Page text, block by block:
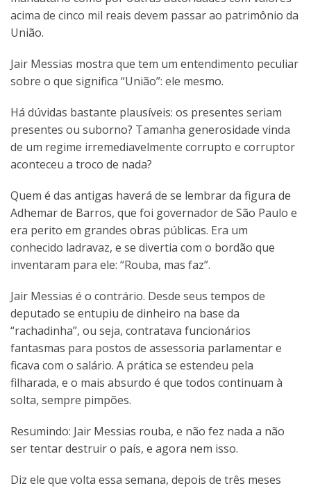
acima de cinco mil reais devem passar ao patrimônio da
União.
Jair Messias mostra que tem um entendimento peculiar
sobre o que significa “União”: ele mesmo.
Há dúvidas bastante plausíveis: os presentes seriam
presentes ou suborno? Tamanha generosidade vinda
de um regime irremediavelmente corrupto e corruptor
aconteceu a troco de nada?
Quem é das antigas haverá de se lembrar da figura de
Adhemar de Barros, que foi governador de São Paulo e
era perito em grandes obras públicas. Era um
conhecido ladravaz, e se divertia com o bordão que
inventaram para ele: “Rouba, mas faz”.
Jair Messias é o contrário. Desde seus tempos de
deputado se entupiu de dinheiro na base da
“rachadinha”, ou seja, contratava funcionários
fantasmas para postos de assessoria parlamentar e
ficava com o salário. A prática se estendeu pela
filharada, e o mais absurdo é que todos continuam à
solta, sempre pimpões.
Resumindo: Jair Messias rouba, e não fez nada a não
ser tentar destruir o país, e agora nem isso.
Diz ele que volta essa semana, depois de três meses